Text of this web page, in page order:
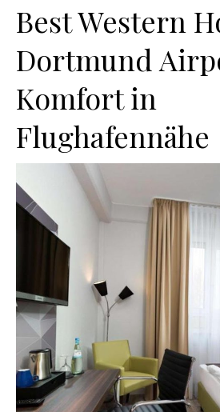
Best Western
Dortmund
Komfort in
Flughafennähe